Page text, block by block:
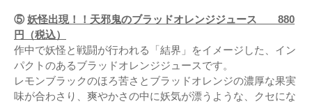
⑤ 妖怪出現！！天邪鬼のブラッドオレンジジュース 880
円（税込）
作中で妖怪と戦闘が行われる「結界」をイメージした、イン
パクトのあるブラッドオレンジジュースです。
レモンブラックのほろ苦さとブラッドオレンジの濃厚な果実
味が合わさり、爽やかさの中に妖気が漂うような、クセにな